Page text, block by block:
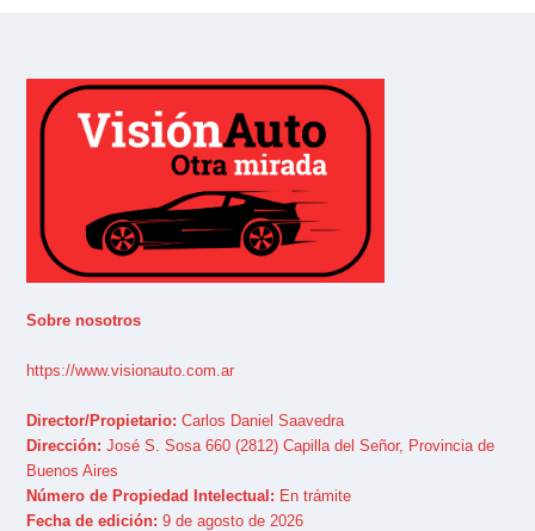
Sobre nosotros
https://www.visionauto.com.ar
Director/Propietario: Carlos Daniel Saavedra
Dirección: José S. Sosa 660 (2812) Capilla del Señor, Provincia de
Buenos Aires
Número de Propiedad Intelectual: En trámite
Fecha de edición: 9 de agosto de 2026